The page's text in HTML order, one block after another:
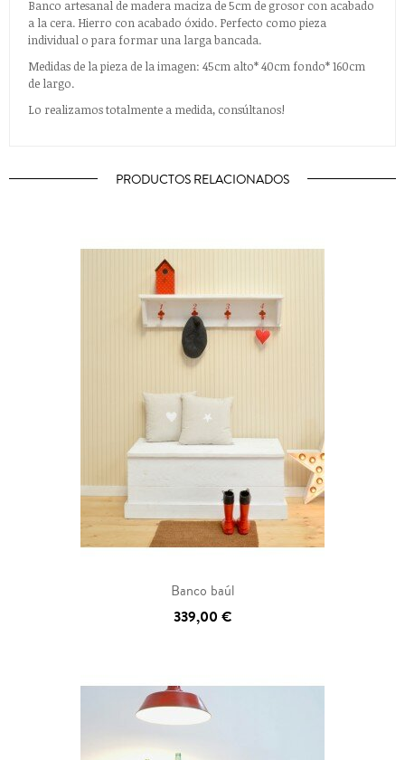
Banco artesanal de madera maciza de 5cm de grosor con acabado
a la cera. Hierro con acabado óxido. Perfecto como pieza
individual o para formar una larga bancada.
Medidas de la pieza de la imagen: 45cm alto* 40cm fondo* 160cm
de largo.
Lo realizamos totalmente a medida, consúltanos!
PRODUCTOS RELACIONADOS
Banco baúl
339,00 €